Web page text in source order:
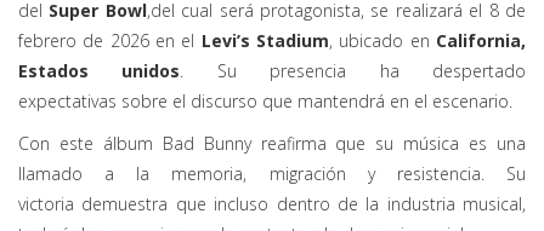
del Super Bowl,del cual será protagonista, se realizará el 8 de
febrero de 2026 en el Levi’s Stadium, ubicado en California,
Estados unidos. Su presencia ha despertado
expectativas sobre el discurso que mantendrá en el escenario.
Con este álbum Bad Bunny reafirma que su música es una
llamado a la memoria, migración y resistencia. Su
victoria demuestra que incluso dentro de la industria musical,